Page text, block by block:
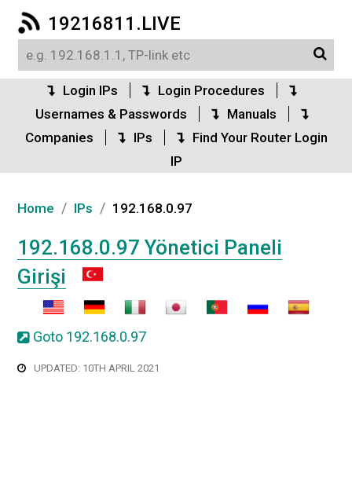
19216811.LIVE
Login IPs
Login Procedures
Usernames & Passwords
Manuals
Companies
IPs
Find Your Router Login
IP
Home / IPs / 192.168.0.97
192.168.0.97 Yönetici Paneli
Girişi
Goto 192.168.0.97
UPDATED: 10TH APRIL 2021